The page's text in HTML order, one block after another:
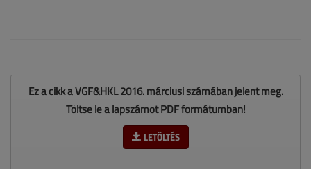
Ez a cikk a VGF&HKL 2016. márciusi számában jelent meg.
Töltse le a lapszámot PDF formátumban!
LETÖLTÉS